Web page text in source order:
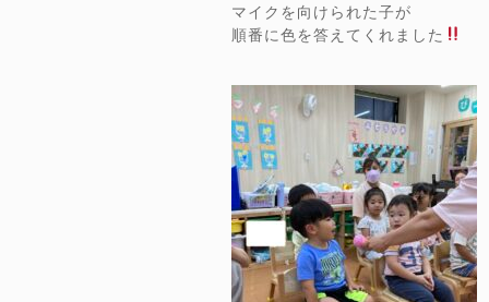
マイクを向けられた子が
順番に色を答えてくれました